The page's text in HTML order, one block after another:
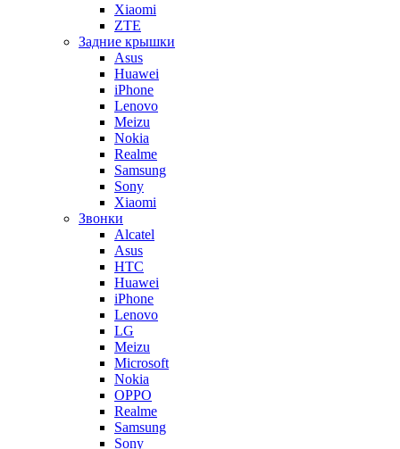
Xiaomi
ZTE
Задние крышки
Asus
Huawei
iPhone
Lenovo
Meizu
Nokia
Realme
Samsung
Sony
Xiaomi
Звонки
Alcatel
Asus
HTC
Huawei
iPhone
Lenovo
LG
Meizu
Microsoft
Nokia
OPPO
Realme
Samsung
Sony